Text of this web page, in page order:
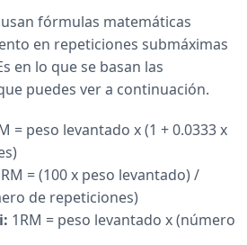
fórmulas matemáticas
en repeticiones submáximas
en lo que se basan las
puedes ver a continuación.
= peso levantado x (1 + 0.0333 x
= (100 x peso levantado) /
de repeticiones)
1RM = peso levantado x (número